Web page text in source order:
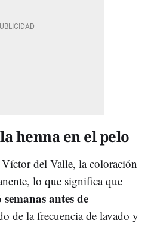
henna en el pelo
del Valle, la coloración
lo que significa que
antes de
de la frecuencia de lavado y